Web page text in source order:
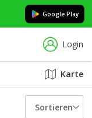
Google Play
Login
Karte
Sortieren